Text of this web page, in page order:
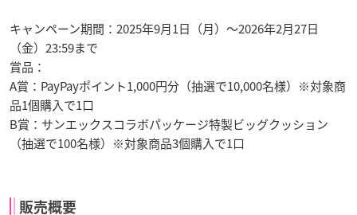
キャンペーン期間：2025年9月1日（月）～2026年2月27日
（金）23:59まで
賞品：
A賞：PayPayポイント1,000円分（抽選で10,000名様）※対象商
品1個購入で1口
B賞：サンエックスコラボパッケージ特製ビッグクッション
（抽選で100名様）※対象商品3個購入で1口
販売概要